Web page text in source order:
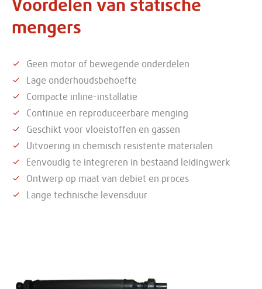
Voordelen van statische
mengers
Geen motor of bewegende onderdelen
Lage onderhoudsbehoefte
Compacte inline-installatie
Continue en reproduceerbare menging
Geschikt voor vloeistoffen en gassen
Uitvoering in chemisch resistente materialen
Eenvoudig te integreren in bestaand leidingwerk
Ontwerp op maat van debiet en proces
Lange technische levensduur